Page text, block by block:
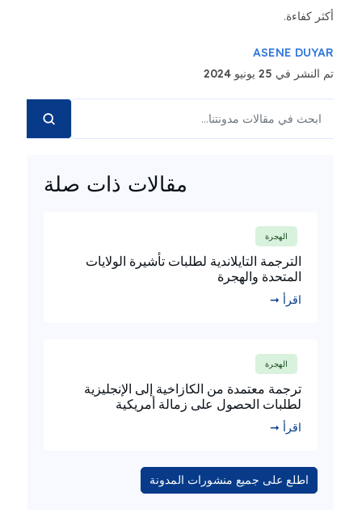
أكثر كفاءة.
ASENE DUYAR
تم النشر في 25 يونيو 2024
مقالات ذات صلة
الهجرة
الترجمة التايلاندية لطلبات تأشيرة الولايات
المتحدة والهجرة
اقرأ ➞
الهجرة
ترجمة معتمدة من الكازاخية إلى الإنجليزية
لطلبات الحصول على زمالة أمريكية
اقرأ ➞
اطلع على جميع منشورات المدونة